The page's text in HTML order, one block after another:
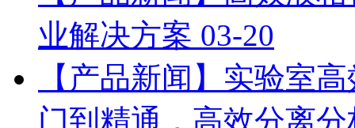
业解决方案 03-20
【产品新闻】实验室
门到精通，高效分离